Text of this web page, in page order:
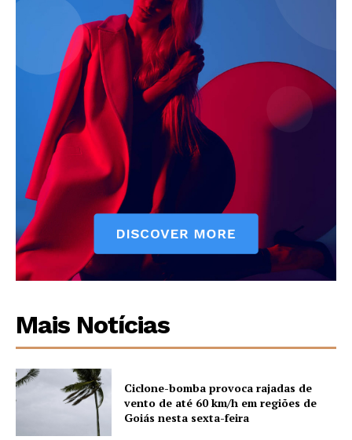
Mais Notícias
Ciclone-bomba provoca rajadas de
vento de até 60 km/h em regiões de
Goiás nesta sexta-feira